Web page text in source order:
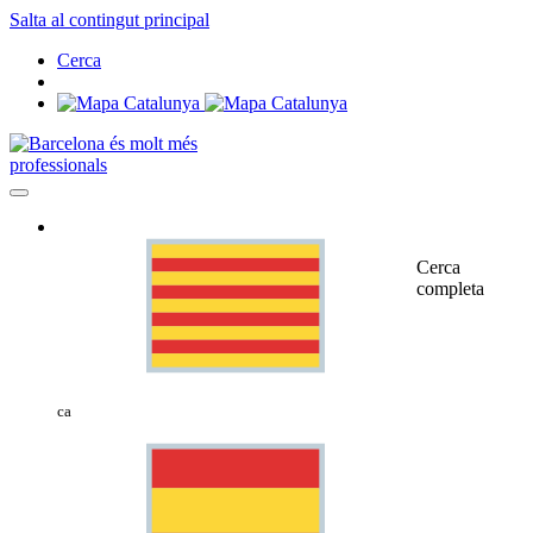
Salta al contingut principal
Cerca
professionals
ca
Cerca
completa